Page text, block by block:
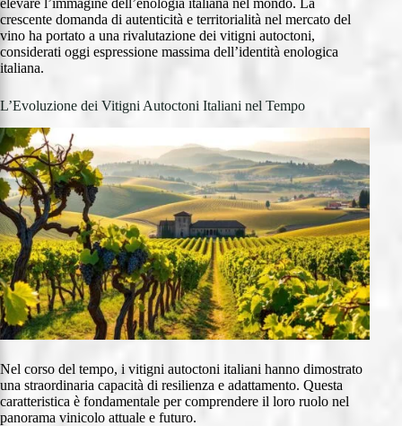
elevare l’immagine dell’enologia italiana nel mondo. La
crescente domanda di autenticità e territorialità nel mercato del
vino ha portato a una rivalutazione dei vitigni autoctoni,
considerati oggi espressione massima dell’identità enologica
italiana.
L’Evoluzione dei Vitigni Autoctoni Italiani nel Tempo
Nel corso del tempo, i vitigni autoctoni italiani hanno dimostrato
una straordinaria capacità di resilienza e adattamento. Questa
caratteristica è fondamentale per comprendere il loro ruolo nel
panorama vinicolo attuale e futuro.